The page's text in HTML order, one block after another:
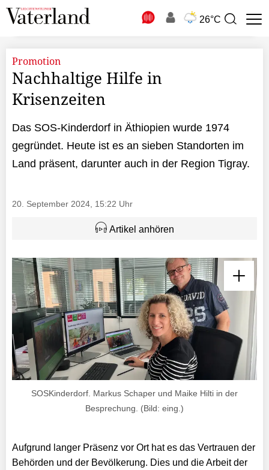
26°C
Suchbegriff
Promotion
Nachhaltige Hilfe in
Krisenzeiten
Das SOS-Kinderdorf in Äthiopien wurde 1974
gegründet. Heute ist es an sieben Standorten im
Land präsent, darunter auch in der Region Tigray.
20. September 2024, 15:22 Uhr
Artikel anhören
SOSKinderdorf. Markus Schaper und Maike Hilti in der
Besprechung. (Bild: eing.)
Aufgrund langer Präsenz vor Ort hat es das Vertrauen der
Behörden und der Bevölkerung. Dies und die Arbeit der